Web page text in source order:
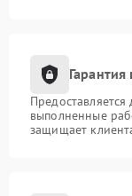
выполненные
защищает